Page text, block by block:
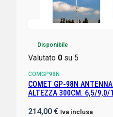
Disponibile
Valutato 0su 5
COMGP98N
COMET GP-98N
ALTEZZA 300CM. 6,5/9,0/
214,00 € Iva inclusa